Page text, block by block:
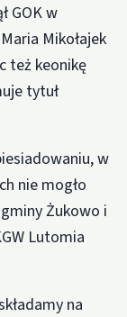
GOK w
Mikołajek
też keonikę
tytuł
w
nie mogło
Żukowo i
Lutomia
na